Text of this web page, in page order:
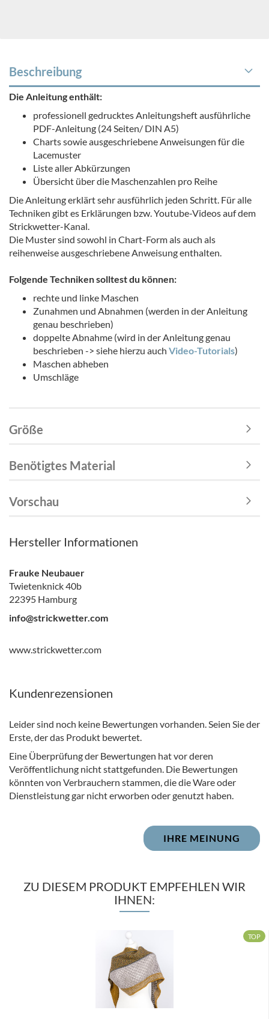
Beschreibung
Die Anleitung enthält:
professionell gedrucktes Anleitungsheft ausführliche
PDF-Anleitung (24 Seiten/ DIN A5)
Charts sowie ausgeschriebene Anweisungen für die
Lacemuster
Liste aller Abkürzungen
Übersicht über die Maschenzahlen pro Reihe
Die Anleitung erklärt sehr ausführlich jeden Schritt. Für alle
Techniken gibt es Erklärungen bzw. Youtube-Videos auf dem
Strickwetter-Kanal.
Die Muster sind sowohl in Chart-Form als auch als
reihenweise ausgeschriebene Anweisung enthalten.
Folgende Techniken solltest du können:
rechte und linke Maschen
Zunahmen und Abnahmen (werden in der Anleitung
genau beschrieben)
doppelte Abnahme (wird in der Anleitung genau
beschrieben -> siehe hierzu auch Video-Tutorials)
Maschen abheben
Umschläge
Größe
Benötigtes Material
Vorschau
Hersteller Informationen
Frauke Neubauer
Twietenknick 40b
22395 Hamburg
info@strickwetter.com
www.strickwetter.com
Kundenrezensionen
Leider sind noch keine Bewertungen vorhanden. Seien Sie der
Erste, der das Produkt bewertet.
Eine Überprüfung der Bewertungen hat vor deren
Veröffentlichung nicht stattgefunden. Die Bewertungen
könnten von Verbrauchern stammen, die die Ware oder
Dienstleistung gar nicht erworben oder genutzt haben.
IHRE MEINUNG
ZU DIESEM PRODUKT EMPFEHLEN WIR
IHNEN:
TOP